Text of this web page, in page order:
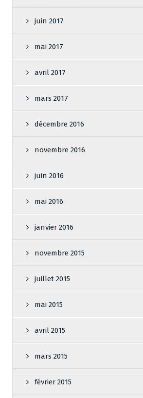
juin 2017
mai 2017
avril 2017
mars 2017
décembre 2016
novembre 2016
juin 2016
mai 2016
janvier 2016
novembre 2015
juillet 2015
mai 2015
avril 2015
mars 2015
février 2015